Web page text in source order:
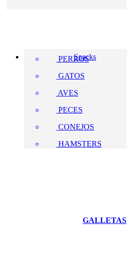
Snacks
PERROS
GATOS
AVES
PECES
CONEJOS
HAMSTERS
GALLETAS